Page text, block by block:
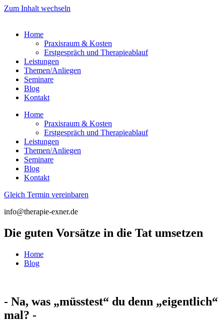
Zum Inhalt wechseln
Home
Praxisraum & Kosten
Erstgespräch und Therapieablauf
Leistungen
Themen/Anliegen
Seminare
Blog
Kontakt
Home
Praxisraum & Kosten
Erstgespräch und Therapieablauf
Leistungen
Themen/Anliegen
Seminare
Blog
Kontakt
Gleich Termin vereinbaren
info@therapie-exner.de
Die guten Vorsätze in die Tat umsetzen
Home
Blog
- Na, was „müsstest“ du denn „eigentlich“
mal? -